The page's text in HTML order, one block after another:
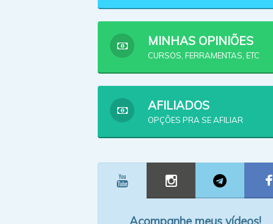
MINHAS OPINIÕES
CURSOS, FERRAMENTAS, ETC
AFILIADOS
OPÇÕES PRA SE AFILIAR
Acompanhe meus vídeos!